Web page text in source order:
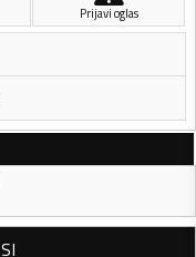
Prijavi oglas